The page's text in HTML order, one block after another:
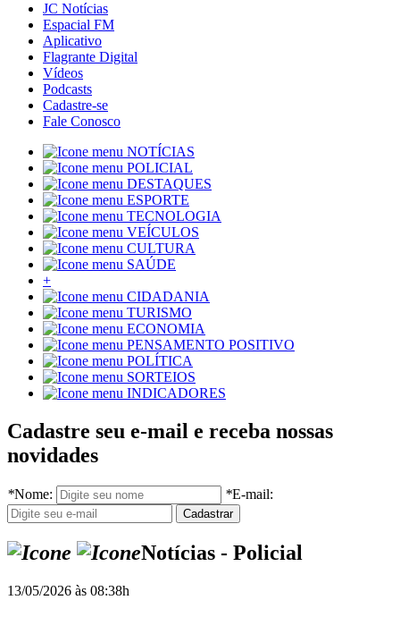
JC Notícias
Espacial FM
Aplicativo
Flagrante Digital
Vídeos
Podcasts
Cadastre-se
Fale Conosco
NOTÍCIAS
POLICIAL
DESTAQUES
ESPORTE
TECNOLOGIA
VEÍCULOS
CULTURA
SAÚDE
+
CIDADANIA
TURISMO
ECONOMIA
PENSAMENTO POSITIVO
POLÍTICA
SORTEIOS
INDICADORES
Cadastre seu e-mail e receba nossas
novidades
*Nome: *E-mail:
Notícias - Policial
13/05/2026 às 08:38h